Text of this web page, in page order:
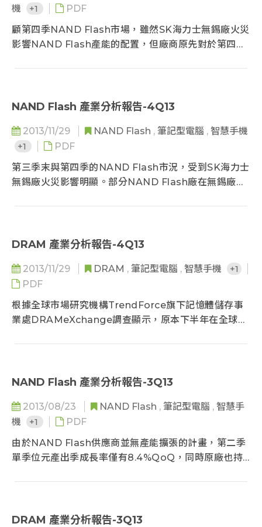
機
+1
PDF
顧第四季NAND Flash市場，雖然SK海力士無錫廠火災
影響NAND Flash產能的配置，但廠商原先對於第四季
業利益表現也較第三季停滯...
NAND Flash 產業分析報告-4Q13
2013/11/29 NAND Flash , 筆記型電腦 , 智慧手機
+1
PDF
第三季末與第四季的NAND Flash市況，受到SK海力士
無錫廠火災影響明顯。部分NAND Flash廠在無錫廠火
終端需求表現不如預期的情況，和廠商對於後續需求看
Flash產業的成長動能將相對受限...
DRAM 產業分析報告-4Q13
2013/11/29 DRAM , 筆記型電腦 , 智慧手機
+1
PDF
根據全球市場研究機構TrendForce旗下記憶體儲存事
業處DRAMeXchange調查顯示，原本下半年在全球景
價位，合約價價格最高成交價格至今亦來到34美元。但
下，原本受到SK海力士火災影響上漲價格走勢，將受到
三星及SK海力士的計畫而受到壓抑，加上部份DRAM廠
鎖定整季的合約價格來議定，上漲格局已經遭到破壞
下，第四季合約價以持平或是小幅下修的可能性增高...
NAND Flash 產業分析報告-3Q13
2013/08/23 NAND Flash , 筆記型電腦 , 智慧手
機
+1
PDF
由於NAND Flash供應商並無產能擴張的計畫，第二季
單季位元產出季成長率僅有8.4%QoQ，同時原廠也持
狀況健康...
DRAM 產業分析報告-3Q13